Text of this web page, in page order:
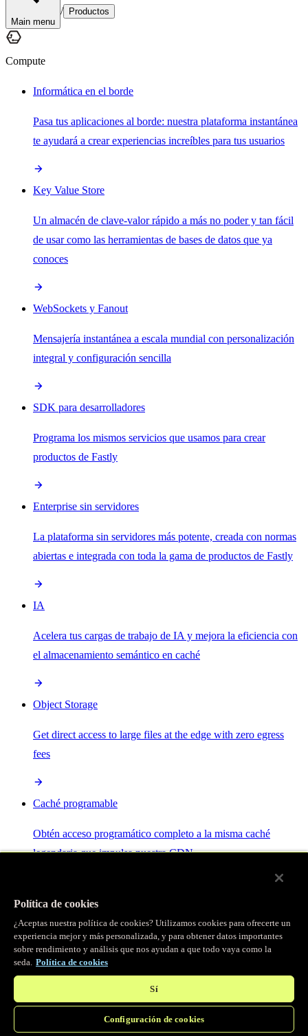
Main menu
/ Productos
Compute
Informática en el borde
Pasa tus aplicaciones al borde: nuestra plataforma instantánea
te ayudará a crear experiencias increíbles para tus usuarios
Key Value Store
Un almacén de clave-valor rápido a más no poder y tan fácil
de usar como las herramientas de bases de datos que ya
conoces
WebSockets y Fanout
Mensajería instantánea a escala mundial con personalización
integral y configuración sencilla
SDK para desarrolladores
Programa los mismos servicios que usamos para crear
productos de Fastly
Enterprise sin servidores
La plataforma sin servidores más potente, creada con normas
abiertas e integrada con toda la gama de productos de Fastly
IA
Acelera tus cargas de trabajo de IA y mejora la eficiencia con
el almacenamiento semántico en caché
Object Storage
Get direct access to large files at the edge with zero egress
fees
Caché programable
Obtén acceso programático completo a la misma caché
legendaria que impulsa nuestra CDN.
Servidor MCP
Control por IA para tus servicios Fastly.
Política de cookies
¿Aceptas nuestra política de cookies? Utilizamos cookies para ofrecerte un
experiencia mejor y más personalizada, y para obtener datos importantes
sobre rendimiento y análisis que nos ayudan a que todo vaya como la
seda. Política de cookies
Sí
Configuración de cookies